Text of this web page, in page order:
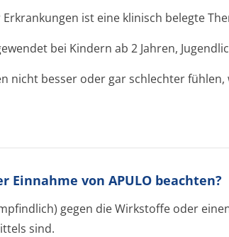
ist eine klinisch belegte
bei Kindern ab 2 Jahren,
nicht besser oder gar schlechter fühlen,
Einnahme von APULO beachten?
gegen die Wirkstoffe oder
sind.